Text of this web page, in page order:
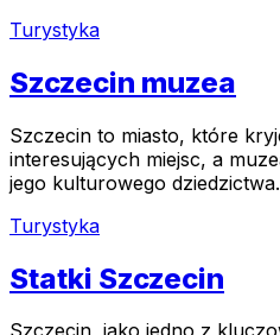
Turystyka
Szczecin muzea
Szczecin to miasto, które
interesujących miejsc, a
jego kulturowego
Turystyka
Statki Szczecin